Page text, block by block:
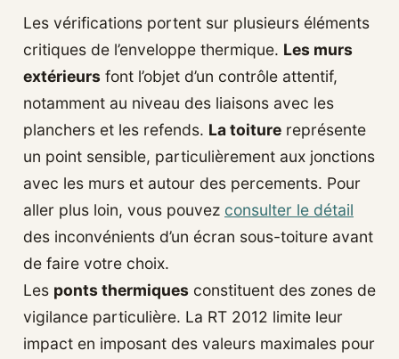
Les vérifications portent sur plusieurs éléments
critiques de l’enveloppe thermique. Les murs
extérieurs font l’objet d’un contrôle attentif,
notamment au niveau des liaisons avec les
planchers et les refends. La toiture représente
un point sensible, particulièrement aux jonctions
avec les murs et autour des percements. Pour
aller plus loin, vous pouvez consulter le détail
des inconvénients d’un écran sous-toiture avant
de faire votre choix.
Les ponts thermiques constituent des zones de
vigilance particulière. La RT 2012 limite leur
impact en imposant des valeurs maximales pour